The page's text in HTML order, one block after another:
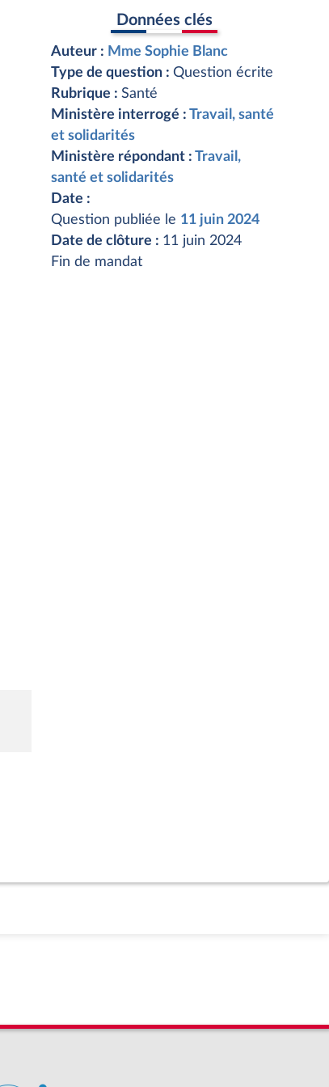
Données clés
Auteur : Mme Sophie Blanc
Type de question : Question écrite
Rubrique : Santé
Ministère interrogé : Travail, santé
et solidarités
Ministère répondant : Travail,
santé et solidarités
Date :
Question publiée le 11 juin 2024
Date de clôture : 11 juin 2024
Fin de mandat